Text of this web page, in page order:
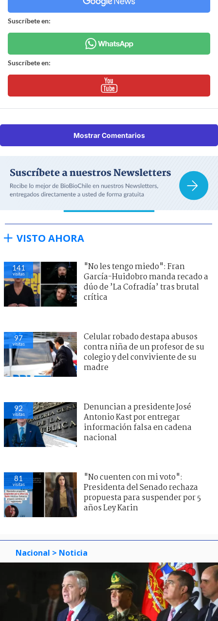
Suscríbete en:
Suscríbete en:
Mostrar Comentarios
VISTO AHORA
141
visitas
"No les tengo miedo": Fran
García-Huidobro manda recado a
dúo de ’La Cofradía’ tras brutal
crítica
97
visitas
Celular robado destapa abusos
contra niña de un profesor de su
colegio y del conviviente de su
madre
92
visitas
Denuncian a presidente José
Antonio Kast por entregar
información falsa en cadena
nacional
81
visitas
"No cuenten con mi voto":
Presidenta del Senado rechaza
propuesta para suspender por 5
años Ley Karin
Nacional > Noticia